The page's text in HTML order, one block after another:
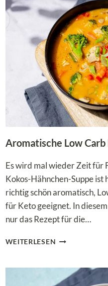
BLECH
Aromatische Low
Es wird mal wieder Zeit für
Kokos-Hähnchen-Suppe ist
richtig schön aromatisch,
für Keto geeignet. In
nur das Rezept für die…
WEITERLESEN AROMATISCHE
KOKOS-
HÄHNCHEN-